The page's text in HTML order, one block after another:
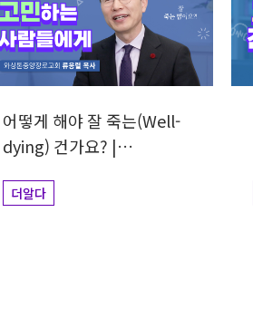
어떻게 해야 잘 죽는(Well-
dying) 건가요? |
더알다